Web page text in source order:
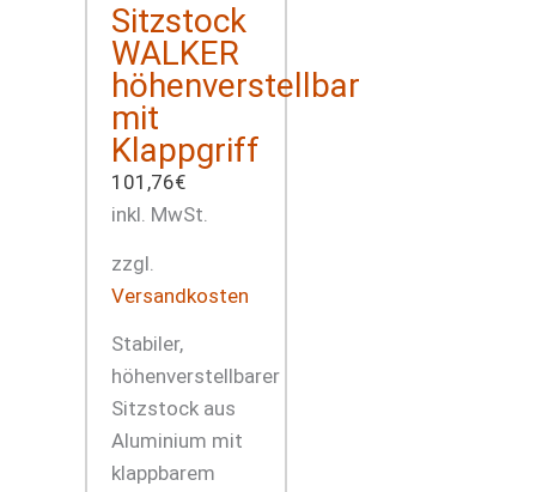
Sitzstock
WALKER
höhenverstellbar
mit
Klappgriff
101,76€
inkl. MwSt.
zzgl.
Versandkosten
Stabiler,
höhenverstellbarer
Sitzstock aus
Aluminium mit
klappbarem